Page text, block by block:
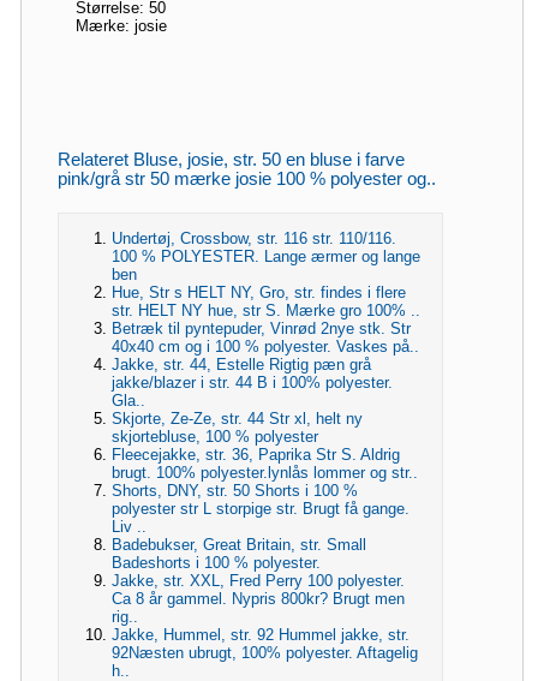
Størrelse: 50
Mærke: josie
Relateret Bluse, josie, str. 50 en bluse i farve
pink/grå str 50 mærke josie 100 % polyester og..
Undertøj, Crossbow, str. 116 str. 110/116.
100 % POLYESTER. Lange ærmer og lange
ben
Hue, Str s HELT NY, Gro, str. findes i flere
str. HELT NY hue, str S. Mærke gro 100% ..
Betræk til pyntepuder, Vinrød 2nye stk. Str
40x40 cm og i 100 % polyester. Vaskes på..
Jakke, str. 44, Estelle Rigtig pæn grå
jakke/blazer i str. 44 B i 100% polyester.
Gla..
Skjorte, Ze-Ze, str. 44 Str xl, helt ny
skjortebluse, 100 % polyester
Fleecejakke, str. 36, Paprika Str S. Aldrig
brugt. 100% polyester.lynlås lommer og str..
Shorts, DNY, str. 50 Shorts i 100 %
polyester str L storpige str. Brugt få gange.
Liv ..
Badebukser, Great Britain, str. Small
Badeshorts i 100 % polyester.
Jakke, str. XXL, Fred Perry 100 polyester.
Ca 8 år gammel. Nypris 800kr? Brugt men
rig..
Jakke, Hummel, str. 92 Hummel jakke, str.
92Næsten ubrugt, 100% polyester. Aftagelig
h..